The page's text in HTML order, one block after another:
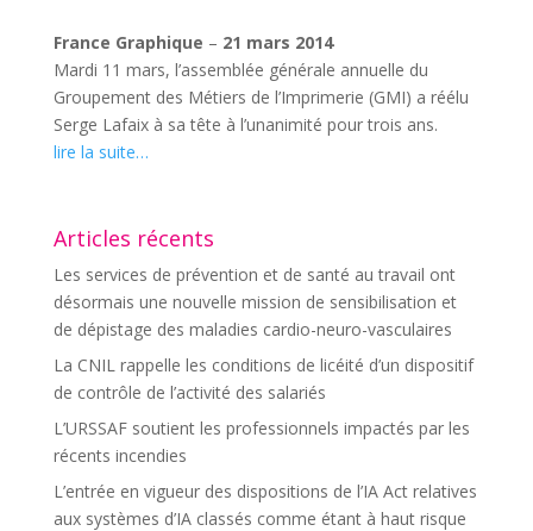
France Graphique – 21 mars 2014
Mardi 11 mars, l’assemblée générale annuelle du
Groupement des Métiers de l’Imprimerie (GMI) a réélu
Serge Lafaix à sa tête à l’unanimité pour trois ans.
lire la suite…
Articles récents
Les services de prévention et de santé au travail ont
désormais une nouvelle mission de sensibilisation et
de dépistage des maladies cardio-neuro-vasculaires
La CNIL rappelle les conditions de licéité d’un dispositif
de contrôle de l’activité des salariés
L’URSSAF soutient les professionnels impactés par les
récents incendies
L’entrée en vigueur des dispositions de l’IA Act relatives
aux systèmes d’IA classés comme étant à haut risque